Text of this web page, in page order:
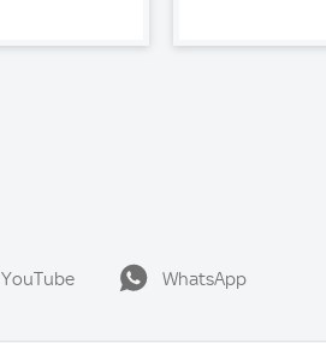
YouTube WhatsApp